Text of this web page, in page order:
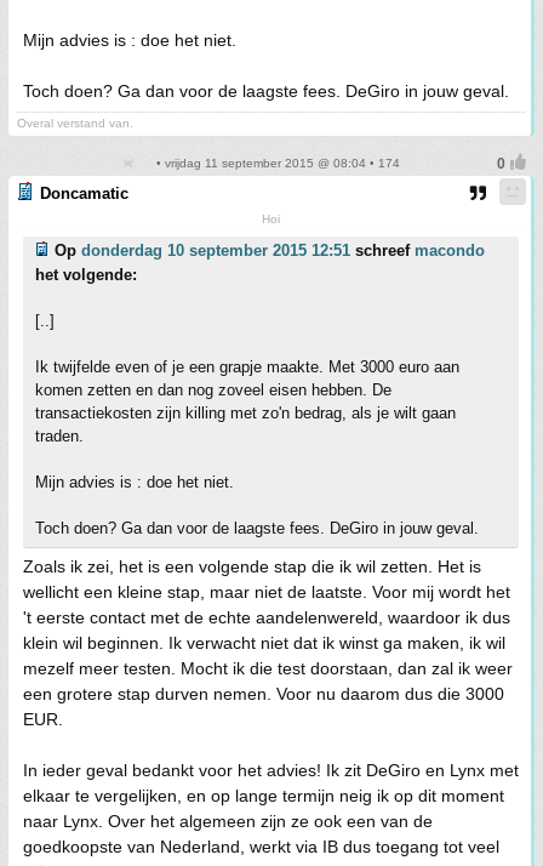
Mijn advies is : doe het niet.
Toch doen? Ga dan voor de laagste fees. DeGiro in jouw geval.
Overal verstand van.
• vrijdag 11 september 2015 @ 08:04 • 174
Doncamatic
Hoi
Op donderdag 10 september 2015 12:51 schreef macondo
het volgende:
[..]
Ik twijfelde even of je een grapje maakte. Met 3000 euro aan
komen zetten en dan nog zoveel eisen hebben. De
transactiekosten zijn killing met zo'n bedrag, als je wilt gaan
traden.
Mijn advies is : doe het niet.
Toch doen? Ga dan voor de laagste fees. DeGiro in jouw geval.
Zoals ik zei, het is een volgende stap die ik wil zetten. Het is
wellicht een kleine stap, maar niet de laatste. Voor mij wordt het
't eerste contact met de echte aandelenwereld, waardoor ik dus
klein wil beginnen. Ik verwacht niet dat ik winst ga maken, ik wil
mezelf meer testen. Mocht ik die test doorstaan, dan zal ik weer
een grotere stap durven nemen. Voor nu daarom dus die 3000
EUR.
In ieder geval bedankt voor het advies! Ik zit DeGiro en Lynx met
elkaar te vergelijken, en op lange termijn neig ik op dit moment
naar Lynx. Over het algemeen zijn ze ook een van de
goedkoopste van Nederland, werkt via IB dus toegang tot veel